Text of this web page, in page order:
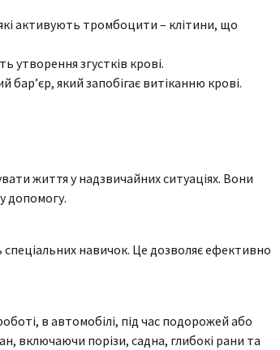
активують тромбоцити – клітини, що
утворення згустків крові.
який запобігає витіканню крові.
життя у надзвичайних ситуаціях. Вони
допомогу.
спеціальних навичок. Це дозволяє ефективно
в автомобілі, під час подорожей або
включаючи порізи, садна, глибокі рани та